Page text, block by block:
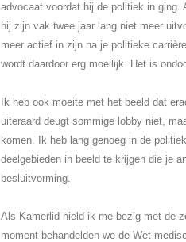
advocaat voordat hij de politiek in
hij zijn vak twee jaar lang niet meer
meer actief in zijn na je politieke
wordt daardoor erg moeilijk. Het is
Ik heb ook moeite met het beeld dat
uiteraard deugt sommige lobby niet,
komen. Ik heb lang genoeg in de
deelgebieden in beeld te krijgen die je
besluitvorming.
Als Kamerlid hield ik me bezig met de
moment behandelden we de Wet